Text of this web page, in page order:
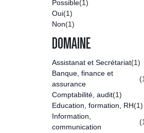
Possible(1)
Oui(1)
Non(1)
DOMAINE
Assistanat et Secrétariat(1)
Banque, finance et
assurance
Comptabilité, audit(1)
Education, formation, RH(1)
Information,
communication